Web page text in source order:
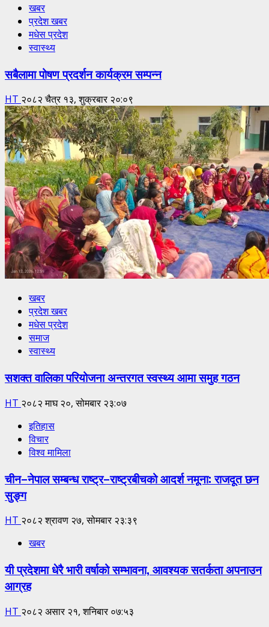
खबर
प्रदेश खबर
मधेस प्रदेश
स्वास्थ्य
सबैलामा पोषण प्रदर्शन कार्यक्रम सम्पन्न
HT २०८२ चैत्र १३, शुक्रबार २०:०९
खबर
प्रदेश खबर
मधेस प्रदेश
समाज
स्वास्थ्य
सशक्त वालिका परियोजना अन्तरगत स्वस्थ्य आमा समुह गठन
HT २०८२ माघ २०, सोमबार २३:०७
इतिहास
विचार
विश्व मामिला
चीन–नेपाल सम्बन्ध राष्ट्र–राष्ट्रबीचको आदर्श नमूना: राजदूत छन
सुङ्ग
HT २०८२ श्रावण २७, सोमबार २३:३९
खबर
यी प्रदेशमा धेरै भारी वर्षाको सम्भावना, आवश्यक सतर्कता अपनाउन
आग्रह
HT २०८२ असार २१, शनिबार ०७:५३